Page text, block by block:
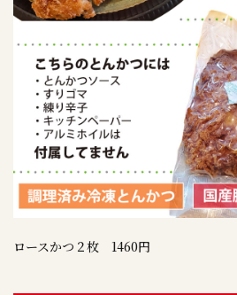
ロースかつ２枚 1460円